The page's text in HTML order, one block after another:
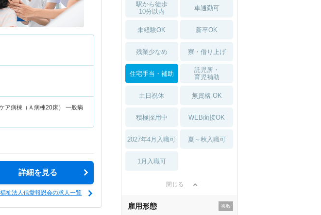
ア病棟（Ａ病棟20床） 一般病
詳細を見る
祉法人信愛報恩会の求人一覧
駅から徒歩
10分以内
車通勤可
未経験OK 新卒OK
残業少なめ 寮・借り上げ
住宅手当・補助
託児所・
育児補助
土日祝休 無資格 OK
積極採用中 WEB面接OK
2027年4月入職可 夏～秋入職可
1月入職可
閉じる
雇用形態